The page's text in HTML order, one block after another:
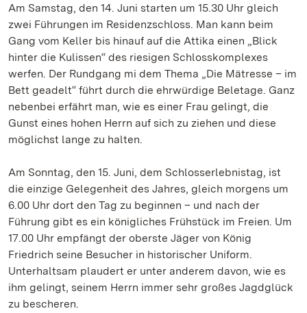
Am Samstag, den 14. Juni starten um 15.30 Uhr gleich
zwei Führungen im Residenzschloss. Man kann beim
Gang vom Keller bis hinauf auf die Attika einen „Blick
hinter die Kulissen“ des riesigen Schlosskomplexes
werfen. Der Rundgang mi dem Thema „Die Mätresse – im
Bett geadelt“ führt durch die ehrwürdige Beletage. Ganz
nebenbei erfährt man, wie es einer Frau gelingt, die
Gunst eines hohen Herrn auf sich zu ziehen und diese
möglichst lange zu halten.
Am Sonntag, den 15. Juni, dem Schlosserlebnistag, ist
die einzige Gelegenheit des Jahres, gleich morgens um
6.00 Uhr dort den Tag zu beginnen – und nach der
Führung gibt es ein königliches Frühstück im Freien. Um
17.00 Uhr empfängt der oberste Jäger von König
Friedrich seine Besucher in historischer Uniform.
Unterhaltsam plaudert er unter anderem davon, wie es
ihm gelingt, seinem Herrn immer sehr großes Jagdglück
zu bescheren.